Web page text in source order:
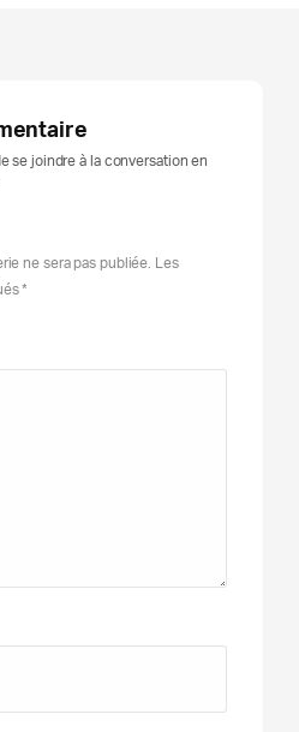
se joindre à la conversation en
ne sera pas publiée. Les
*